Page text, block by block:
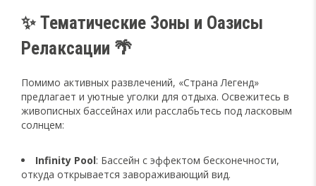
✨ Тематические Зоны и Оазисы
Релаксации 🌴
Помимо активных развлечений, «Страна Легенд»
предлагает и уютные уголки для отдыха. Освежитесь в
живописных бассейнах или расслабьтесь под ласковым
солнцем:
Infinity Pool: Бассейн с эффектом бесконечности,
откуда открывается завораживающий вид.